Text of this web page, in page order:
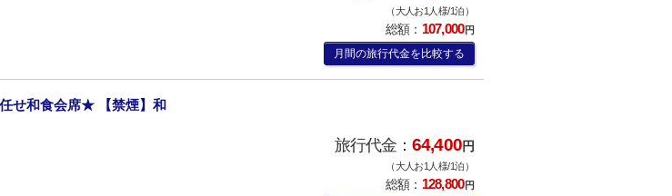
（大人お1人様/1泊）
総額： 107,000円
月間の旅行代金を比較する
せ和食会席★ 【禁煙】和
旅行代金：64,400円
（大人お1人様/1泊）
総額： 128,800円